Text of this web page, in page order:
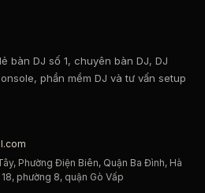
bàn DJ số 1, chuyên bàn DJ, DJ
phần mềm DJ và tư vấn setup
Phường Điện Biên, Quận Ba Đình, Hà
phường 8, quận Gò Vấp